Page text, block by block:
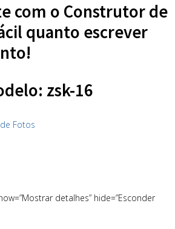
com o Construtor de
quanto escrever
zsk-16
Fotos
detalhes” hide=”Esconder